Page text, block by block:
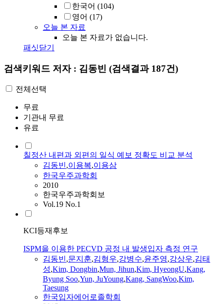
한국어 (104)
영어 (17)
오늘 본 자료
오늘 본 자료가 없습니다.
패싯닫기
검색키워드 저자 : 김동빈 (검색결과 187건)
전체선택
무료
기관내 무료
유료
칠정산 내편과 외편의 일식 예보 정확도 비교 분석
김동빈,이용복,이용삼
한국우주과학회
2010
한국우주과학회보
Vol.19 No.1
KCI등재후보
ISPM을 이용한 PECVD 공정 내 발생입자 측정 연구
김동빈,문지훈,김형우,강병수,윤주영,강상우,김태
성,Kim, Dongbin,Mun, Jihun,Kim, HyeongU,Kang,
Byung Soo,Yun, JuYoung,Kang, SangWoo,Kim,
Taesung
한국입자에어로졸학회